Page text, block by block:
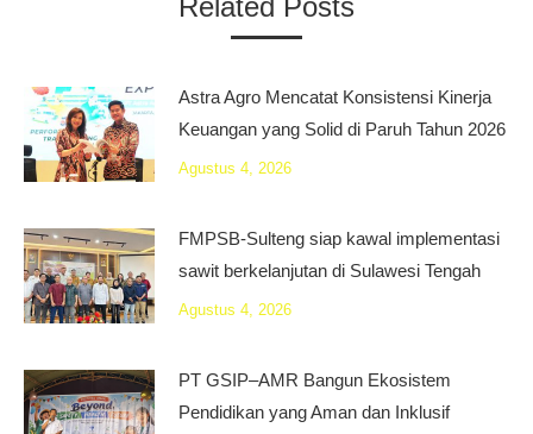
Related Posts
Astra Agro Mencatat Konsistensi Kinerja
Keuangan yang Solid di Paruh Tahun 2026
Agustus 4, 2026
FMPSB-Sulteng siap kawal implementasi
sawit berkelanjutan di Sulawesi Tengah
Agustus 4, 2026
PT GSIP–AMR Bangun Ekosistem
Pendidikan yang Aman dan Inklusif